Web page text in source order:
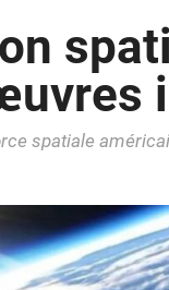
spatiale